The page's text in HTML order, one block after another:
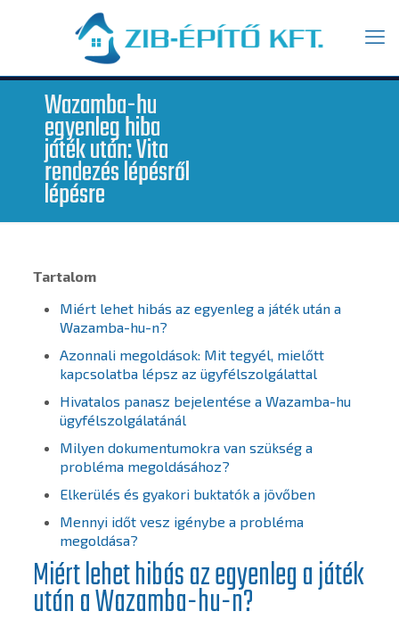
Wazamba-hu
egyenleg hiba
játék után: Vita
rendezés lépésről
lépésre
Tartalom
Miért lehet hibás az egyenleg a játék után a
Wazamba-hu-n?
Azonnali megoldások: Mit tegyél, mielőtt
kapcsolatba lépsz az ügyfélszolgálattal
Hivatalos panasz bejelentése a Wazamba-hu
ügyfélszolgálatánál
Milyen dokumentumokra van szükség a
probléma megoldásához?
Elkerülés és gyakori buktatók a jövőben
Mennyi időt vesz igénybe a probléma
megoldása?
Miért lehet hibás az egyenleg a játék
után a Wazamba-hu-n?